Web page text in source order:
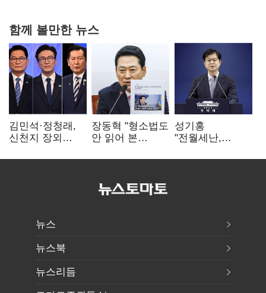
함께 볼만한 뉴스
김민석·정청래,
신천지 장외
"호남 계몽 규탄"
장동혁 "형소법도
안 읽어 본
속도로 무너질
성기홍
"전월세난,
공급 문제"…닥공
뉴스
뉴스북
뉴스리듬